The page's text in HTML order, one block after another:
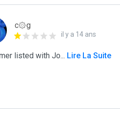
c۞g
il y a 14 ans
listed with Jo... Lire La Suite